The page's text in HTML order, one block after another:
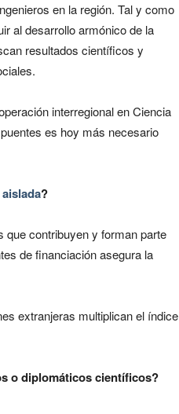
en la región. Tal y como
al desarrollo armónico de la
resultados científicos y
interregional en Ciencia
es hoy más necesario
?
contribuyen y forman parte
de financiación asegura la
extranjeras multiplican el índice
o diplomáticos científicos?